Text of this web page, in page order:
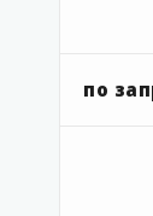
по